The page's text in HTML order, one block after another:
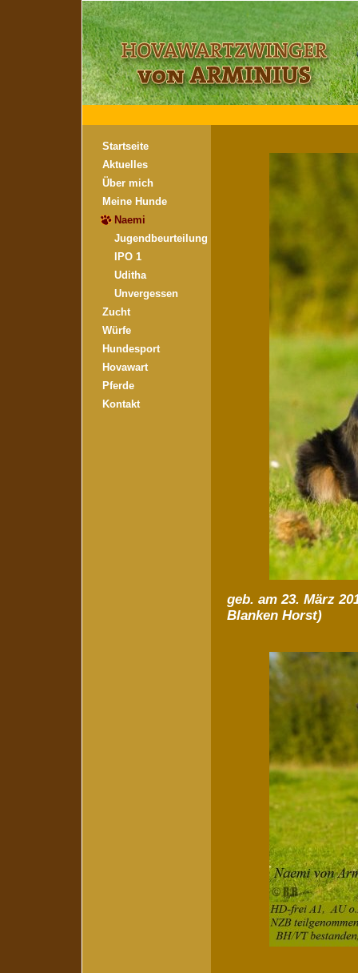
Startseite
Aktuelles
Über mich
Meine Hunde
Naemi
Jugendbeurteilung
IPO 1
Uditha
Unvergessen
Zucht
Würfe
Hundesport
Hovawart
Pferde
Kontakt
geb. am 23. März
Blanken Horst)